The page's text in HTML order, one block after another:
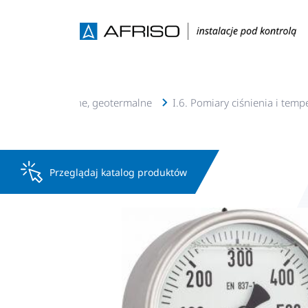
c.w.u, solarne, geotermalne I.6. Pomiary ciśnienia i
Przeglądaj katalog produktów